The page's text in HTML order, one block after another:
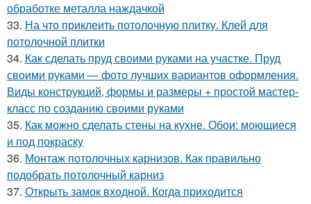
обработке металла наждачкой
33. На что приклеить потолочную плитку. Клей для
потолочной плитки
34. Как сделать пруд своими руками на участке. Пруд
своими руками — фото лучших вариантов оформления.
Виды конструкций, формы и размеры + простой мастер-
класс по созданию своими руками
35. Как можно сделать стены на кухне. Обои: моющиеся
и под покраску
36. Монтаж потолочных карнизов. Как правильно
подобрать потолочный карниз
37. Открыть замок входной. Когда приходится